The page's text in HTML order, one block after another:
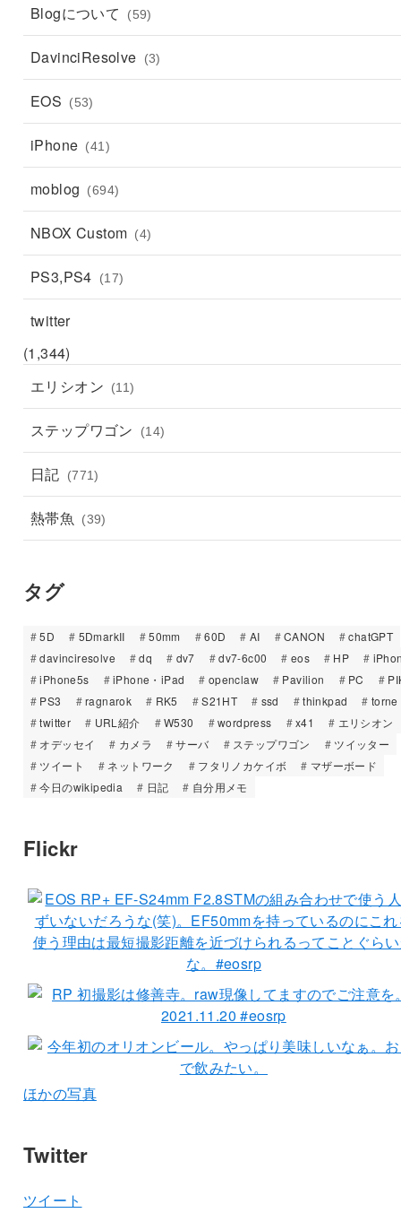
Blogについて (59)
DavinciResolve (3)
EOS (53)
iPhone (41)
moblog (694)
NBOX Custom (4)
PS3,PS4 (17)
twitter
(1,344)
エリシオン
(11)
ステップワゴン (14)
日記 (771)
熱帯魚 (39)
タグ
5D 5DmarkII 50mm 60D AI CANON
chatGPT
davinciresolve
dq dv7 dv7-6c00 eos HP
iPhone5s
iPhone・iPad openclaw Pavilion PC
PS3
ragnarok RK5 S21HT ssd thinkpad
torne
twitter
URL紹介 W530 wordpress x41
エリシオン
オデッセイ
カメラ サーバ ステップワゴン
ツイッター
ツイート
ネットワーク フタリノカケイボ
マザーボード
今日のwikipedia
日記 自分用メモ
Flickr
ほかの写真
Twitter
ツイート